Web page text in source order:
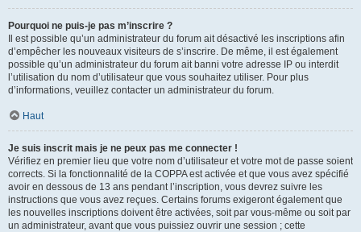
Pourquoi ne puis-je pas m’inscrire ?
Il est possible qu’un administrateur du forum ait désactivé les inscriptions afin
d’empêcher les nouveaux visiteurs de s’inscrire. De même, il est également
possible qu’un administrateur du forum ait banni votre adresse IP ou interdit
l’utilisation du nom d’utilisateur que vous souhaitez utiliser. Pour plus
d’informations, veuillez contacter un administrateur du forum.
Haut
Je suis inscrit mais je ne peux pas me connecter !
Vérifiez en premier lieu que votre nom d’utilisateur et votre mot de passe soient
corrects. Si la fonctionnalité de la COPPA est activée et que vous avez spécifié
avoir en dessous de 13 ans pendant l’inscription, vous devrez suivre les
instructions que vous avez reçues. Certains forums exigeront également que
les nouvelles inscriptions doivent être activées, soit par vous-même ou soit par
un administrateur, avant que vous puissiez ouvrir une session ; cette